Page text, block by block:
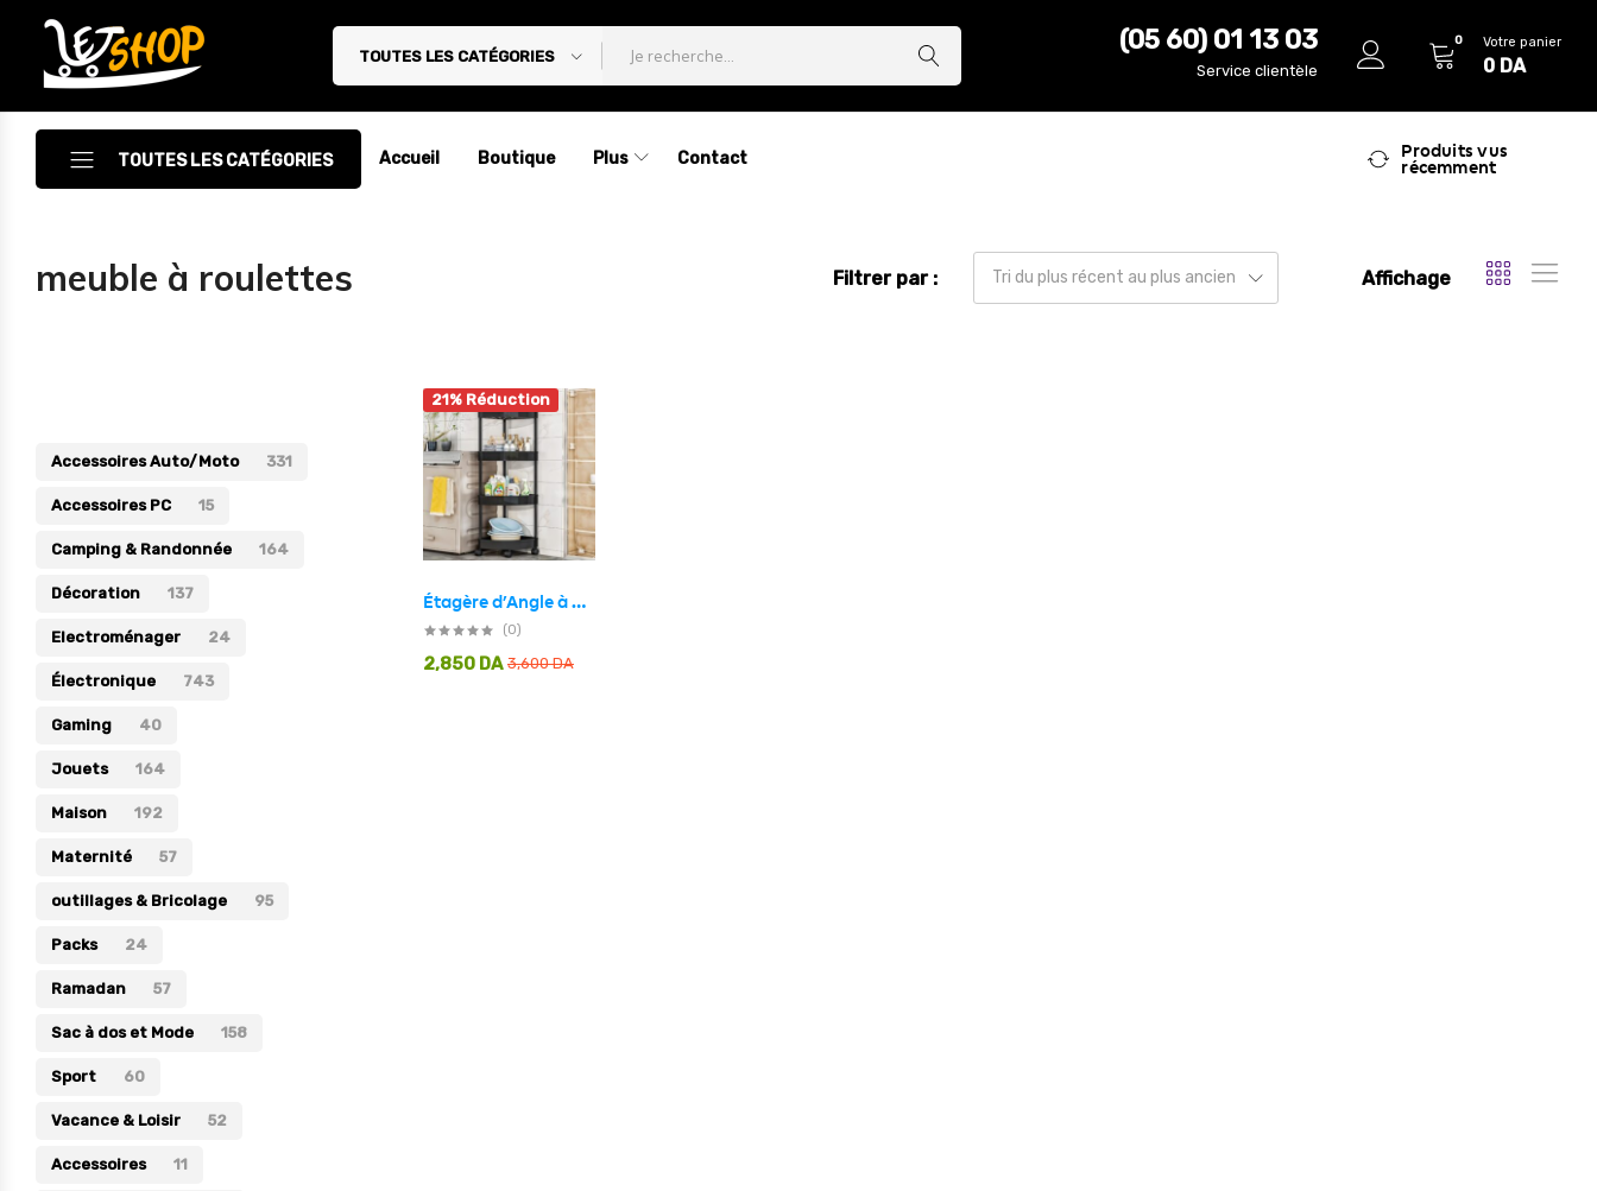
Letshop.dz
TOUTES LES CATÉGORIES
(05 60) 01 13 03
Service clientèle
0 Votre panier
0 DA
TOUTES LES CATÉGORIES
Accessoires
Décoration
Electroménager
Électronique
Jouets
Maison
Maternité
Outillages & Bricolage
Packs
Sac à dos et Mode
Soins & Beauté
Sport
Divers
Accueil Boutique Plus Contact
Produits vus
récemment
meuble à roulettes Filtrer par : Tri du plus récent au plus ancien Affichage
21% Réduction
Étagère d’Angle à 4 Niveaux – زاوية 4 طبقات
(0)
3,600DA
2,850 DA
Accessoires Auto/Moto 331
Accessoires PC 15
Camping & Randonnée 164
Décoration 137
Electroménager 24
Électronique 743
Gaming 40
Jouets 164
Maison 192
Maternité 57
outillages & Bricolage 95
Packs 24
Ramadan 57
Sac à dos et Mode 158
Sport 60
Vacance & Loisir 52
Accessoires 11